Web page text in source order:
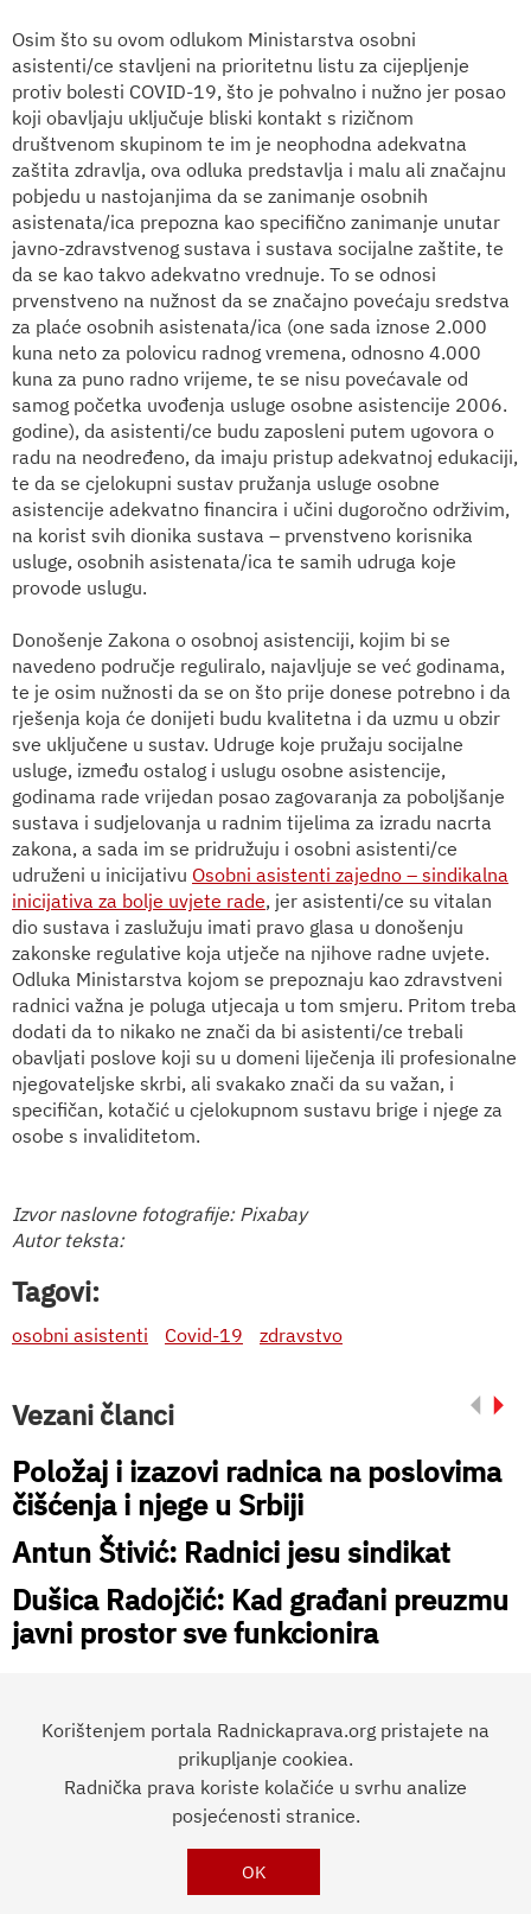
Osim što su ovom odlukom Ministarstva osobni
asistenti/ce stavljeni na prioritetnu listu za cijepljenje
protiv bolesti COVID-19, što je pohvalno i nužno jer posao
koji obavljaju uključuje bliski kontakt s rizičnom
društvenom skupinom te im je neophodna adekvatna
zaštita zdravlja, ova odluka predstavlja i malu ali značajnu
pobjedu u nastojanjima da se zanimanje osobnih
asistenata/ica prepozna kao specifično zanimanje unutar
javno-zdravstvenog sustava i sustava socijalne zaštite, te
da se kao takvo adekvatno vrednuje. To se odnosi
prvenstveno na nužnost da se značajno povećaju sredstva
za plaće osobnih asistenata/ica (one sada iznose 2.000
kuna neto za polovicu radnog vremena, odnosno 4.000
kuna za puno radno vrijeme, te se nisu povećavale od
samog početka uvođenja usluge osobne asistencije 2006.
godine), da asistenti/ce budu zaposleni putem ugovora o
radu na neodređeno, da imaju pristup adekvatnoj edukaciji,
te da se cjelokupni sustav pružanja usluge osobne
asistencije adekvatno financira i učini dugoročno održivim,
na korist svih dionika sustava – prvenstveno korisnika
usluge, osobnih asistenata/ica te samih udruga koje
provode uslugu.
Donošenje Zakona o osobnoj asistenciji, kojim bi se
navedeno područje reguliralo, najavljuje se već godinama,
te je osim nužnosti da se on što prije donese potrebno i da
rješenja koja će donijeti budu kvalitetna i da uzmu u obzir
sve uključene u sustav. Udruge koje pružaju socijalne
usluge, između ostalog i uslugu osobne asistencije,
godinama rade vrijedan posao zagovaranja za poboljšanje
sustava i sudjelovanja u radnim tijelima za izradu nacrta
zakona, a sada im se pridružuju i osobni asistenti/ce
udruženi u inicijativu Osobni asistenti zajedno – sindikalna
inicijativa za bolje uvjete rade, jer asistenti/ce su vitalan
dio sustava i zaslužuju imati pravo glasa u donošenju
zakonske regulative koja utječe na njihove radne uvjete.
Odluka Ministarstva kojom se prepoznaju kao zdravstveni
radnici važna je poluga utjecaja u tom smjeru. Pritom treba
dodati da to nikako ne znači da bi asistenti/ce trebali
obavljati poslove koji su u domeni liječenja ili profesionalne
njegovateljske skrbi, ali svakako znači da su važan, i
specifičan, kotačić u cjelokupnom sustavu brige i njege za
osobe s invaliditetom.
Izvor naslovne fotografije: Pixabay
Autor teksta:
Tagovi:
osobni asistenti Covid-19 zdravstvo
Vezani članci
Položaj i izazovi radnica na poslovima
čišćenja i njege u Srbiji
Antun Štivić: Radnici jesu sindikat
Dušica Radojčić: Kad građani preuzmu
javni prostor sve funkcionira
Preporučite članak:
RADNIČKA
Korištenjem portala Radnickaprava.org pristajete na
prikupljanje cookiea.
Radnička prava koriste kolačiće u svrhu analize
posjećenosti stranice.
OK